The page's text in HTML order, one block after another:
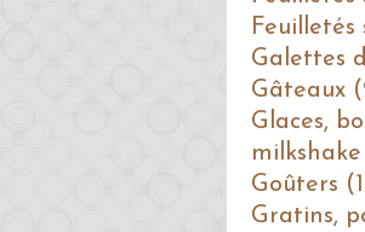
Feuilletés
Galettes
Gâteaux
Glaces,
milkshake
Goûters
Gratins,